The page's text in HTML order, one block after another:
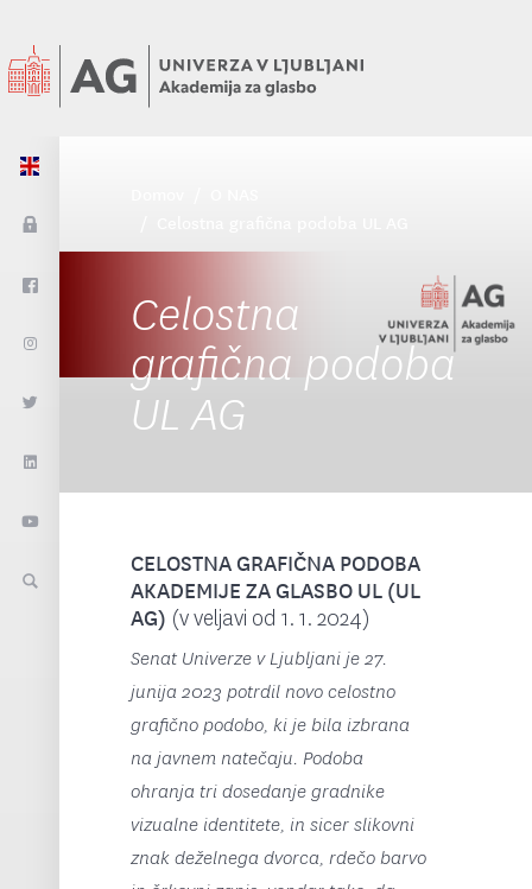
Celostna
grafična podoba
UL AG
CELOSTNA GRAFIČNA PODOBA
AKADEMIJE ZA GLASBO UL (UL
AG) (v veljavi od 1. 1. 2024)
Senat Univerze v Ljubljani je 27.
junija 2023 potrdil novo celostno
grafično podobo, ki je bila izbrana
na javnem natečaju. Podoba
ohranja tri dosedanje gradnike
vizualne identitete, in sicer slikovni
znak deželnega dvorca, rdečo barvo